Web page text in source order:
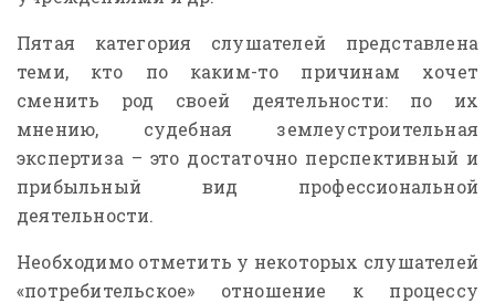
Пятая категория слушателей представлена
теми, кто по каким-то причинам хочет
сменить род своей деятельности: по их
мнению, судебная землеустроительная
экспертиза – это достаточно перспективный и
прибыльный вид профессиональной
деятельности.
Необходимо отметить у некоторых слушателей
«потребительское» отношение к процессу